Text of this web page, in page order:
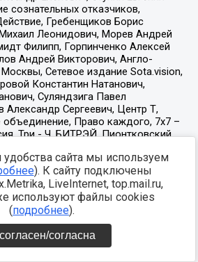
сайта мы используем
). К сайту подключены
LiveInternet, top.mail.ru,
используют файлы cookies
(подробнее).
согласна